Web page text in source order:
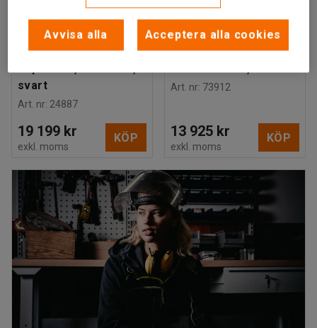
Spillbassäng,
svart
Art. nr: 24887
19 199 kr
exkl. moms
KÖP
KONDENS
Uppsamlingskärl för
Art. nr: 73912
13 925 kr
exkl. moms
KÖP
Avvisa alla Acceptera alla cookies